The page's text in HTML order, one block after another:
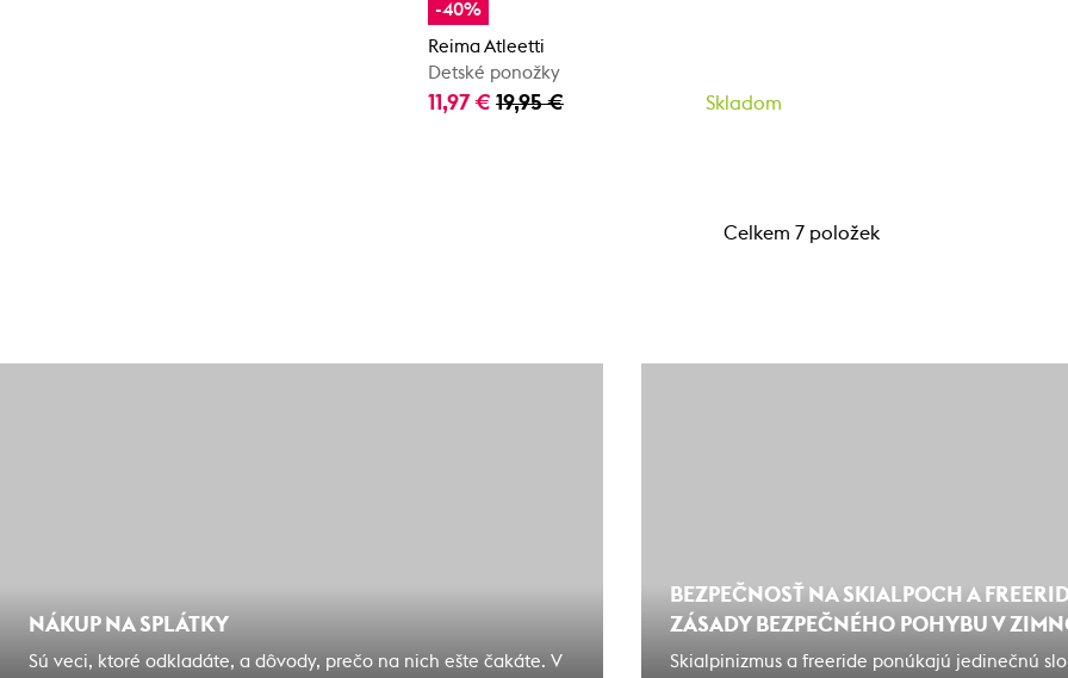
-40%
Reima Atleetti
Detské ponožky
11,97 € 19,95 € Skladom
Celkem 7 položek
NÁKUP NA SPLÁTKY
Sú veci, ktoré odkladáte, a dôvody, prečo na nich ešte čakáte. V
BEZPEČNOSŤ NA SKIALPOCH A
ZÁSADY BEZPEČNÉHO POHYBU V
Skialpinizmus a freeride ponúkajú jedinečnú